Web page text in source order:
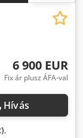
6 900 EUR
Fix ár plusz ÁFA-val
Hívás
,